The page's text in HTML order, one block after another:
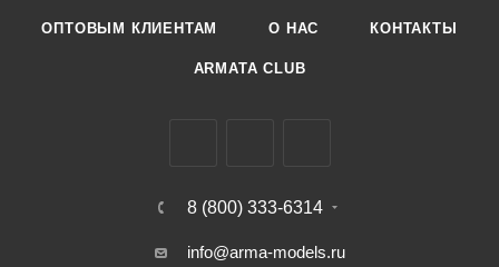
ОПТОВЫМ КЛИЕНТАМ О НАС КОНТАКТЫ
ARMATA CLUB
8 (800) 333-6314
info@arma-models.ru